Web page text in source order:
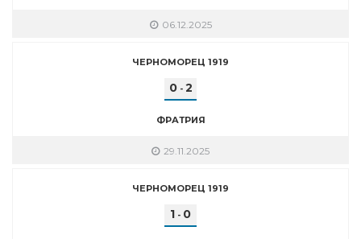
06.12.2025
ЧЕРНОМОРЕЦ 1919
0- 2
ФРАТРИЯ
29.11.2025
ЧЕРНОМОРЕЦ 1919
1 - 0